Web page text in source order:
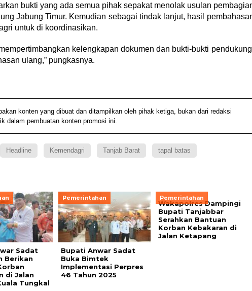
bukti yang ada semua pihak sepakat menolak usulan
Jabung Timur. Kemudian sebagai tindak lanjut, hasil
untuk di koordinasikan.
kelengkapan dokumen dan bukti-bukti
ulang,” pungkasnya.
konten yang dibuat dan ditampilkan oleh pihak ketiga, bukan dari redaksi
dalam pembuatan konten promosi ini.
Headline Kemendagri Tanjab Barat tapal batas
Sadat
Berikan
di Jalan
Tungkal
Pemerintahan
Bupati Anwar Sadat
Buka Bimtek
Implementasi Perpres
46 Tahun 2025
Pemerintahan
Wakapolres Dampingi
Bupati Tanjabbar
Serahkan Bantuan
Korban Kebakaran di
Jalan Ketapang